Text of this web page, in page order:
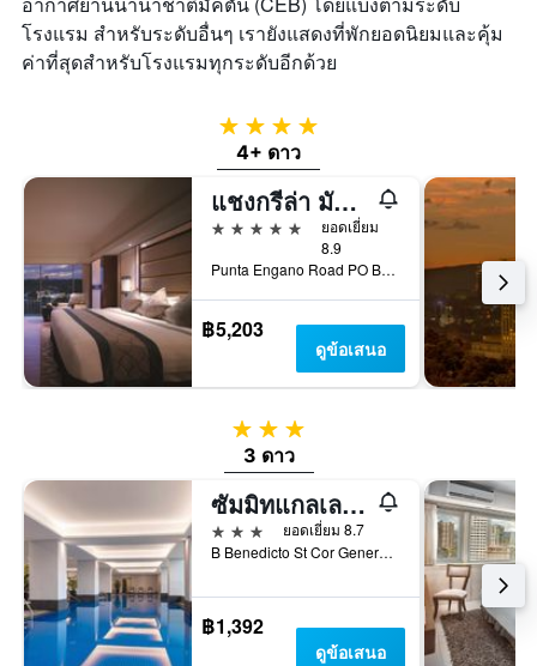
โรงแรม สำหรับระดับอื่นๆ เรายังแสดงที่พักยอดนิยมและคุ้ม
ค่าที่สุดสำหรับโรงแรมทุกระดับอีกด้วย
4 ดาว
4+ ดาว
แชงกรีล่า มักตัน เซบู
5 ดาว
ยอดเยี่ยม
8.9
Punta Engano Road PO Box 86 Lapu-Lapu City, เซบู, ฟิลิปปินส์
฿5,203
ดูข้อเสนอ
3 ดาว
3 ดาว
ซัมมิทแกลเลอเรีย เซบู
3 ดาว
ยอดเยี่ยม 8.7
B Benedicto St Cor General Maxilom Avenue Ext, เซบู, ฟิลิปปินส์
฿1,392
ดูข้อเสนอ